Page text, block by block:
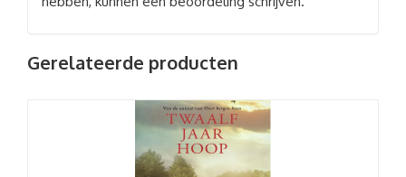
Gerelateerde producten